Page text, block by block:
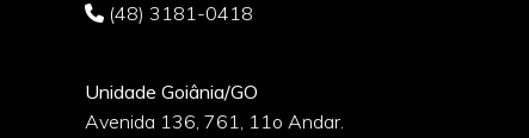
(48) 3181-0418
Unidade Goiânia/GO
Avenida 136, 761, 11o Andar.